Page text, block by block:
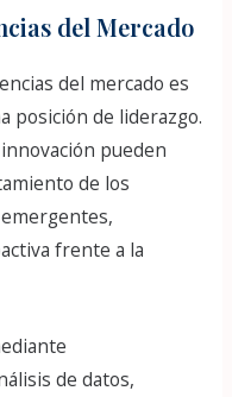
del Mercado
del mercado es
posición de liderazgo.
pueden
de los
frente a la
de datos,